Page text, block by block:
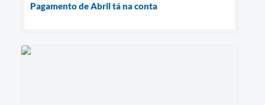
Pagamento de Abril tá na conta